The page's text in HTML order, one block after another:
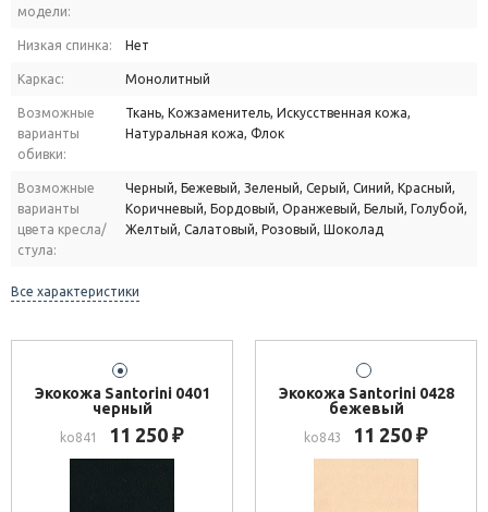
модели:
Низкая спинка: Нет
Каркас: Монолитный
Возможные
варианты
обивки:
Ткань, Кожзаменитель, Искусственная кожа,
Натуральная кожа, Флок
Возможные
варианты
цвета кресла/
стула:
Черный, Бежевый, Зеленый, Серый, Синий, Красный,
Коричневый, Бордовый, Оранжевый, Белый, Голубой,
Желтый, Салатовый, Розовый, Шоколад
Все характеристики
Экокожа Santorini 0401
черный
ko841 11 250 ₽
Экокожа Santorini 0428
бежевый
ko843 11 250 ₽